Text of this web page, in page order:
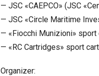
— JSC «CAEPCO» (JSC
— JSC «Circle Maritime
— «Fiocchi Munizioni» sport
— «RC Cartridges» sport
Organizer: